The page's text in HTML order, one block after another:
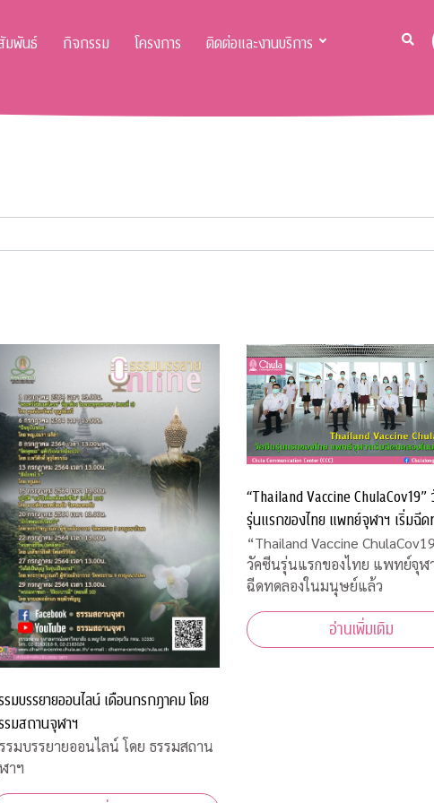
มพันธ์ กิจกรรม โครงการ ติดต่อและงานบริการ
รมบรรยายออนไลน์ เดือนกรกฎาคม โดย
รมสถานจุฬาฯ
รมบรรยายออนไลน์ โดย ธรรมสถาน
าฯ
“Thailand Vaccine
รุ่นแรกของไทย แพทย์จุฬาฯ เริ่มฉี
ในมนุษย์แล้ว
“Thailand Vaccine
วัคซีนรุ่นแรกของไทย แพทย์จุฬ
ฉีดทดลองในมนุษย์แล้ว
อ่านเพิ่มเติม